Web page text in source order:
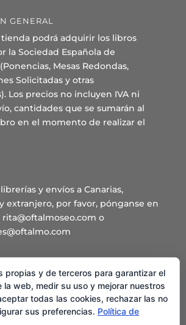
GENERAL
tienda podrá adquirir los libros
la Sociedad Española de
Mesas Redondas,
Solicitadas y otras
Los precios no incluyen IVA ni
cantidades que se sumarán al
en el momento de realizar el
y envíos a Canarias,
extranjero, por favor, pónganse en
o
y Secretaría General
Hita 14 – 1º Derecha.
80 35 - 91 544 58 79
propias y de terceros para garantizar el
la web, medir su uso y mejorar nuestros
todas las cookies, rechazar las no
sus preferencias. Política de